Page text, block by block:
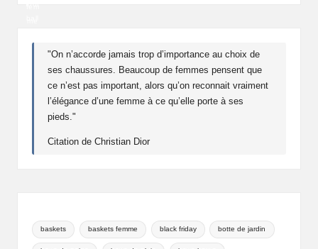
"On n’accorde jamais trop d’importance au choix de
ses chaussures. Beaucoup de femmes pensent que
ce n’est pas important, alors qu’on reconnait vraiment
l’élégance d’une femme à ce qu’elle porte à ses
pieds."
Citation de Christian Dior
baskets baskets femme black friday botte de jardin